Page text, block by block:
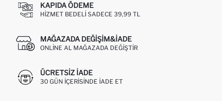
KAPIDA ÖDEME
HIZMET BEDELI SADECE 39,99 TL
MAĞAZADA DEĞIŞIM&İADE
ONLINE AL MAĞAZADA DEĞIŞTIR
ÜCRETSIZ IADE
30 GÜN IÇERISINDE IADE ET